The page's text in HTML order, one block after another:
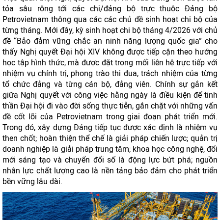
tỏa sâu rộng tới các chi/đảng bộ trực thuộc Đảng bộ
Petrovietnam thông qua các các chủ đề sinh hoạt chi bộ của
từng tháng. Mới đây, kỳ sinh hoạt chi bộ tháng 4/2026 với chủ
đề “Bảo đảm vững chắc an ninh năng lượng quốc gia” cho
thấy Nghị quyết Đại hội XIV không được tiếp cận theo hướng
học tập hình thức, mà được đặt trong mối liên hệ trực tiếp với
nhiệm vụ chính trị, phong trào thi đua, trách nhiệm của từng
tổ chức đảng và từng cán bộ, đảng viên. Chính sự gắn kết
giữa Nghị quyết với công việc hằng ngày là điều kiện để tinh
thần Đại hội đi vào đời sống thực tiễn, gắn chặt với những vấn
đề cốt lõi của Petrovietnam trong giai đoạn phát triển mới.
Trong đó, xây dựng Đảng tiếp tục được xác định là nhiệm vụ
then chốt; hoàn thiện thể chế là giải pháp chiến lược; quản trị
doanh nghiệp là giải pháp trung tâm; khoa học công nghệ, đổi
mới sáng tạo và chuyển đổi số là động lực bứt phá; nguồn
nhân lực chất lượng cao là nền tảng bảo đảm cho phát triển
bền vững lâu dài.